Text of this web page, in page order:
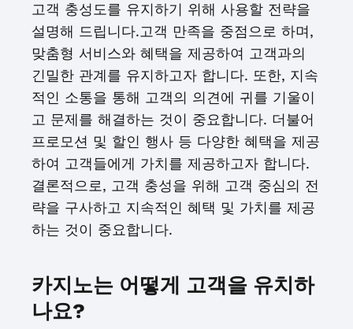
고객 충성도를 유지하기 위해 사용할 전략을
설명해 드립니다.고객 만족을 중점으로 하며,
맞춤형 서비스와 혜택을 제공하여 고객과의
긴밀한 관계를 유지하고자 합니다. 또한, 지속
적인 소통을 통해 고객의 의견에 귀를 기울이
고 문제를 해결하는 것이 중요합니다. 더불어
프로모션 및 할인 행사 등 다양한 혜택을 제공
하여 고객들에게 가치를 제공하고자 합니다.
결론적으로, 고객 충성을 위해 고객 중심의 전
략을 구사하고 지속적인 혜택 및 가치를 제공
하는 것이 중요합니다.
카지노는 어떻게 고객을 유치하
나요?